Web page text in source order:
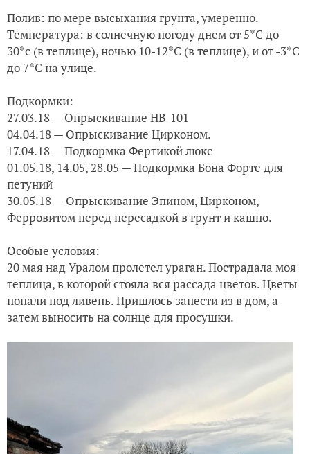
Полив: по мере высыхания грунта, умеренно.
Температура: в солнечную погоду днем от 5*С до
30*с (в теплице), ночью 10-12*С (в теплице), и от -3*С
до 7*С на улице.
Подкормки:
27.03.18 — Опрыскивание НВ-101
04.04.18 — Опрыскивание Цирконом.
17.04.18 — Подкормка Фертикой люкс
01.05.18, 14.05, 28.05 — Подкормка Бона Форте для
петуний
30.05.18 — Опрыскивание Эпином, Цирконом,
Ферровитом перед пересадкой в грунт и кашпо.
Особые условия:
20 мая над Уралом пролетел ураган. Пострадала моя
теплица, в которой стояла вся рассада цветов. Цветы
попали под ливень. Пришлось занести из в дом, а
затем выносить на солнце для просушки.